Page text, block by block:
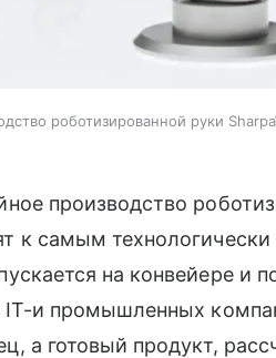
роботизированной руки
производство
к самым
на конвейере и
IT-и промышленных
а готовый продукт,